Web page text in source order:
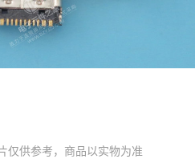
仅供参考，商品以实物为准